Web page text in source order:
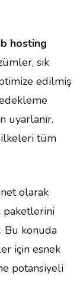
hosting
sık
edilmiş
uyarlanır.
tüm
net olarak
paketlerini
Bu konuda
için esnek
potansiyeli